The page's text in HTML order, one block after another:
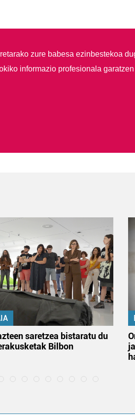
zure babesa ezinbestekoa
informazio profesionala garatzen
saretzea bistaratu du
Bilbon